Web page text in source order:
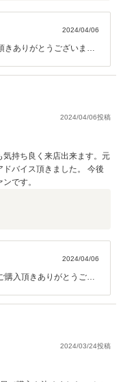
2024/04/06
ありがとうございま
したら、ご連絡頂ければ
くお願い致します。 カ
2024/04/06投稿
持ち良く来店出来ます。元
バイス頂きました。 今後
です。
2024/04/06
入頂きありがとうござ
幸いです。今後とも末永
2024/03/24投稿